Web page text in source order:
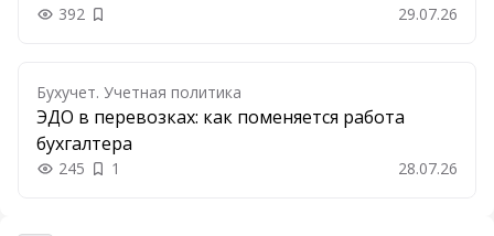
392 Добавить в закладки 29.07.26
Бухучет. Учетная политика
ЭДО в перевозках: как поменяется работа
бухгалтера
245 1 28.07.26